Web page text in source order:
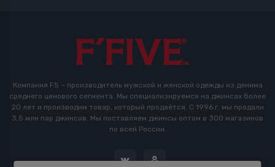
Компания F5 – производитель мужской и женской одежды из денима
среднего ценового сегмента. Мы специализируемся на джинсах более
20 лет и производим товар, который продаётся. С 1996 г. мы продали
3,5 млн пар джинсов. Мы поставляем джинсы оптом в 300 магазинов
по всей России.